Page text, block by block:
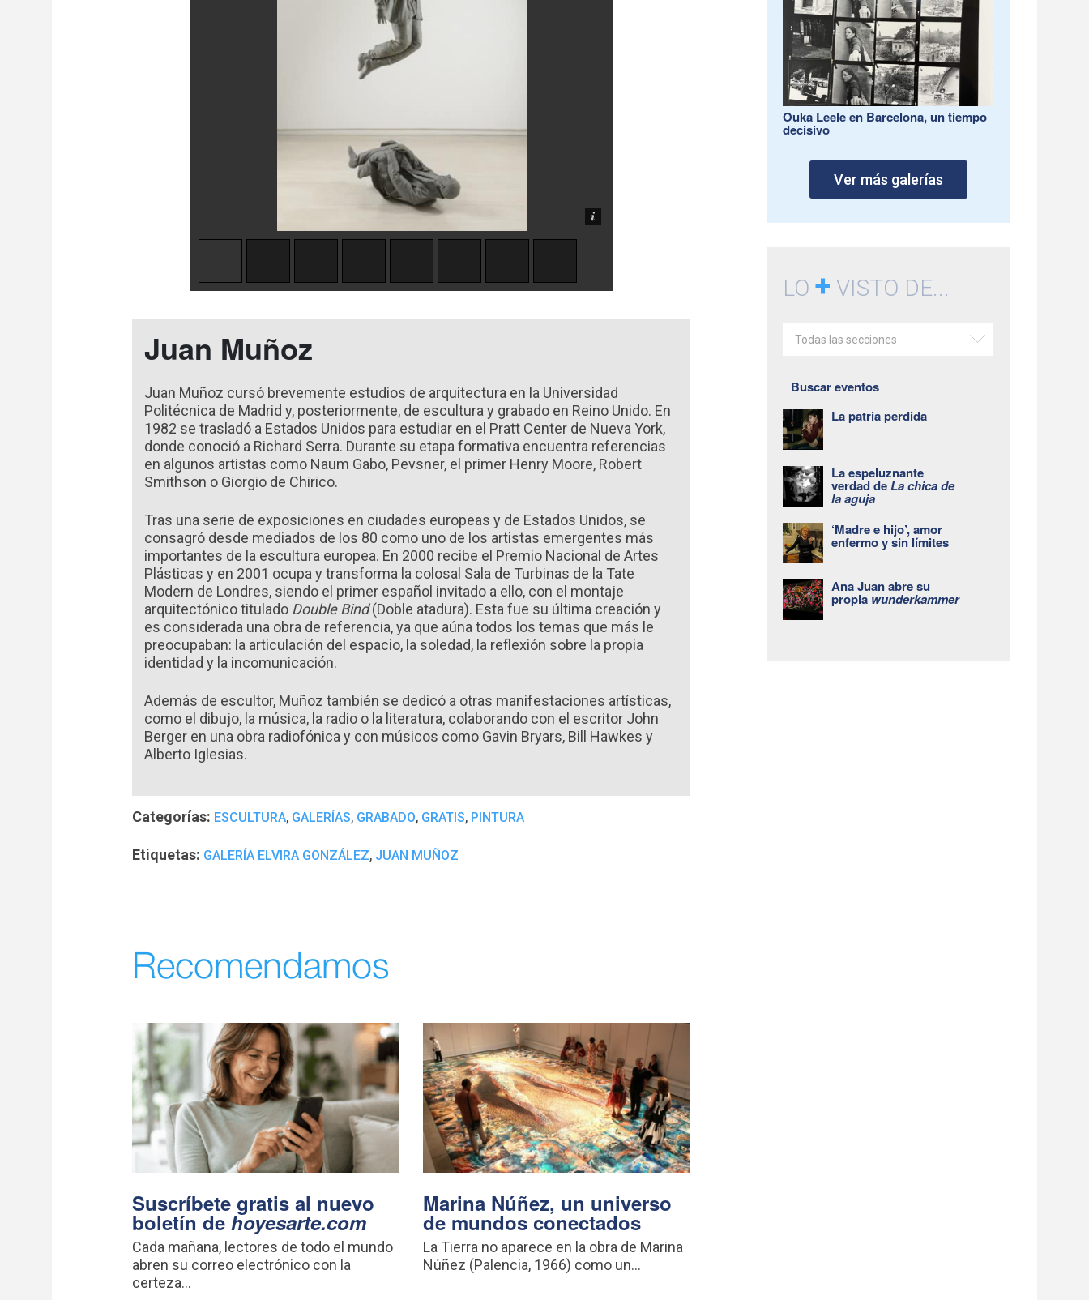
Juan Muñoz
Juan Muñoz cursó brevemente estudios de arquitectura en la Universidad
Politécnica de Madrid y, posteriormente, de escultura y grabado en Reino Unido. En
1982 se trasladó a Estados Unidos para estudiar en el Pratt Center de Nueva York,
donde conoció a Richard Serra. Durante su etapa formativa encuentra referencias
en algunos artistas como Naum Gabo, Pevsner, el primer Henry Moore, Robert
Smithson o Giorgio de Chirico.
Tras una serie de exposiciones en ciudades europeas y de Estados Unidos, se
consagró desde mediados de los 80 como uno de los artistas emergentes más
importantes de la escultura europea. En 2000 recibe el Premio Nacional de Artes
Plásticas y en 2001 ocupa y transforma la colosal Sala de Turbinas de la Tate
Modern de Londres, siendo el primer español invitado a ello, con el montaje
arquitectónico titulado Double Bind(Doble atadura). Esta fue su última creación y
es considerada una obra de referencia, ya que aúna todos los temas que más le
preocupaban: la articulación del espacio, la soledad, la reflexión sobre la propia
identidad y la incomunicación.
Además de escultor, Muñoz también se dedicó a otras manifestaciones artísticas,
como el dibujo, la música, la radio o la literatura, colaborando con el escritor John
Berger en una obra radiofónica y con músicos como Gavin Bryars, Bill Hawkes y
Alberto Iglesias.
Categorías: ESCULTURA, GALERÍAS, GRABADO, GRATIS, PINTURA
Etiquetas: GALERÍA ELVIRA GONZÁLEZ, JUAN MUÑOZ
Recomendamos
Suscríbete gratis al nuevo
boletín de hoyesarte.com
Cada mañana, lectores de todo el mundo
abren su correo electrónico con la
certeza...
Marina Núñez, un universo
de mundos conectados
La Tierra no aparece en la obra de Marina
Núñez (Palencia, 1966) como un...
Ouka Leele en Barcelona, un tiempo
decisivo
Ver más galerías
LO+ VISTO DE...
Todas las secciones
Buscar eventos
La patria perdida
La espeluznante
verdad deLa chica de
la aguja
‘Madre e hijo’, amor
enfermo y sin límites
Ana Juan abre su
propia wunderkammer